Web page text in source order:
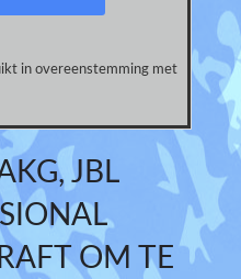
in overeenstemming met
JBL
OM TE